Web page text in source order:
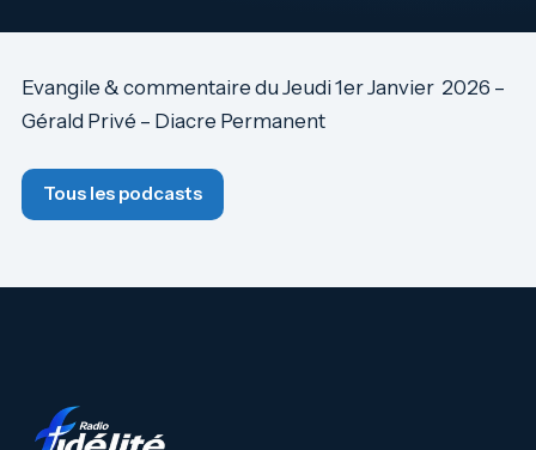
Evangile & commentaire du Jeudi 1er Janvier 2026 –
Gérald Privé – Diacre Permanent
Tous les podcasts